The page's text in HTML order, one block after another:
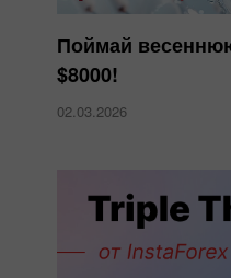
Поймай
$8000!
02.03.2026